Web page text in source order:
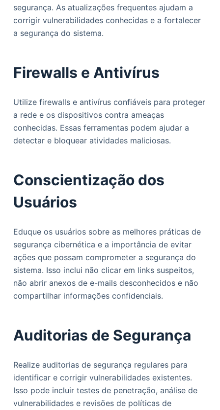
segurança. As atualizações frequentes ajudam a
corrigir vulnerabilidades conhecidas e a fortalecer
a segurança do sistema.
Firewalls e Antivírus
Utilize firewalls e antivírus confiáveis para proteger
a rede e os dispositivos contra ameaças
conhecidas. Essas ferramentas podem ajudar a
detectar e bloquear atividades maliciosas.
Conscientização dos
Usuários
Eduque os usuários sobre as melhores práticas de
segurança cibernética e a importância de evitar
ações que possam comprometer a segurança do
sistema. Isso inclui não clicar em links suspeitos,
não abrir anexos de e-mails desconhecidos e não
compartilhar informações confidenciais.
Auditorias de Segurança
Realize auditorias de segurança regulares para
identificar e corrigir vulnerabilidades existentes.
Isso pode incluir testes de penetração, análise de
vulnerabilidades e revisões de políticas de